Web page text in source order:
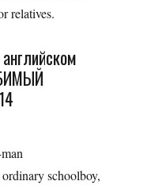
relatives.
schoolboy,